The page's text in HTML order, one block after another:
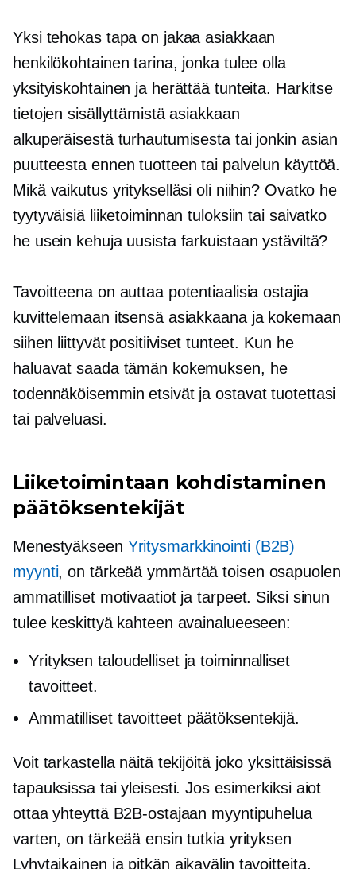
Yksi tehokas tapa on jakaa asiakkaan
henkilökohtainen tarina, jonka tulee olla
yksityiskohtainen ja herättää tunteita. Harkitse
tietojen sisällyttämistä asiakkaan
alkuperäisestä turhautumisesta tai jonkin asian
puutteesta ennen tuotteen tai palvelun käyttöä.
Mikä vaikutus yritykselläsi oli niihin? Ovatko he
tyytyväisiä liiketoiminnan tuloksiin tai saivatko
he usein kehuja uusista farkuistaan ​​ystäviltä?
Tavoitteena on auttaa potentiaalisia ostajia
kuvittelemaan itsensä asiakkaana ja kokemaan
siihen liittyvät positiiviset tunteet. Kun he
haluavat saada tämän kokemuksen, he
todennäköisemmin etsivät ja ostavat tuotettasi
tai palveluasi.
Liiketoimintaan kohdistaminen
päätöksentekijät
Menestyäkseen Yritysmarkkinointi(B2B)
myynti, on tärkeää ymmärtää toisen osapuolen
ammatilliset motivaatiot ja tarpeet. Siksi sinun
tulee keskittyä kahteen avainalueeseen:
Yrityksen taloudelliset ja toiminnalliset
tavoitteet.
Ammatilliset tavoitteet päätöksentekijä.
Voit tarkastella näitä tekijöitä joko yksittäisissä
tapauksissa tai yleisesti. Jos esimerkiksi aiot
ottaa yhteyttä B2B-ostajaan myyntipuhelua
varten, on tärkeää ensin tutkia yrityksen
Lyhytaikainen ja pitkän aikavälin tavoitteita.